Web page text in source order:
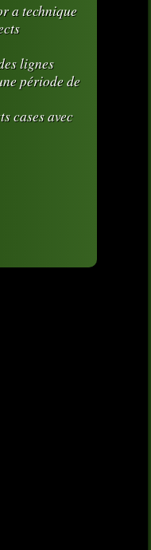
a technique
lignes
période de
cases avec